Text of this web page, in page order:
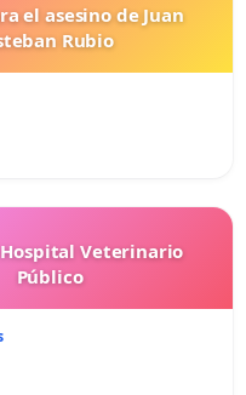
el asesino de Juan
Rubio
Veterinario
Público